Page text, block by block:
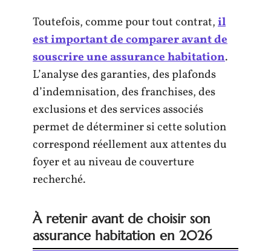
Toutefois, comme pour tout contrat,il
est important de comparer avant de
souscrire une assurance habitation.
L’analyse des garanties, des plafonds
d’indemnisation, des franchises, des
exclusions et des services associés
permet de déterminer si cette solution
correspond réellement aux attentes du
foyer et au niveau de couverture
recherché.
À retenir avant de choisir son
assurance habitation en 2026